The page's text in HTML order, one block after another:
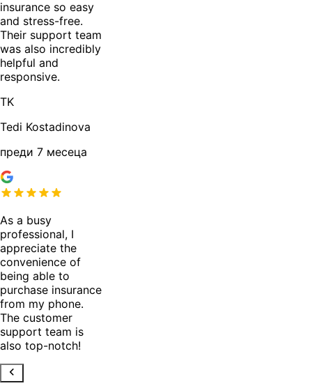
insurance so easy
and stress-free.
Their support team
was also incredibly
helpful and
responsive.
TK
Tedi Kostadinova
преди 7 месеца
As a busy
professional, I
appreciate the
convenience of
being able to
purchase insurance
from my phone.
The customer
support team is
also top-notch!